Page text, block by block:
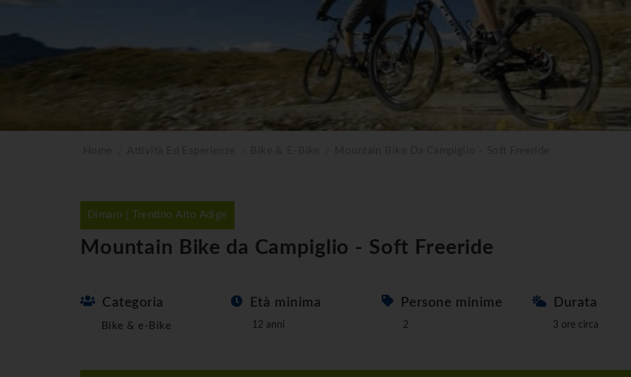
Dimaro | Trentino Alto Adige
Mountain Bike da Campiglio - Soft Freeride
Categoria
Bike & e-Bike
Età minima
12 anni
Persone minime
2
Durata
3 ore circa